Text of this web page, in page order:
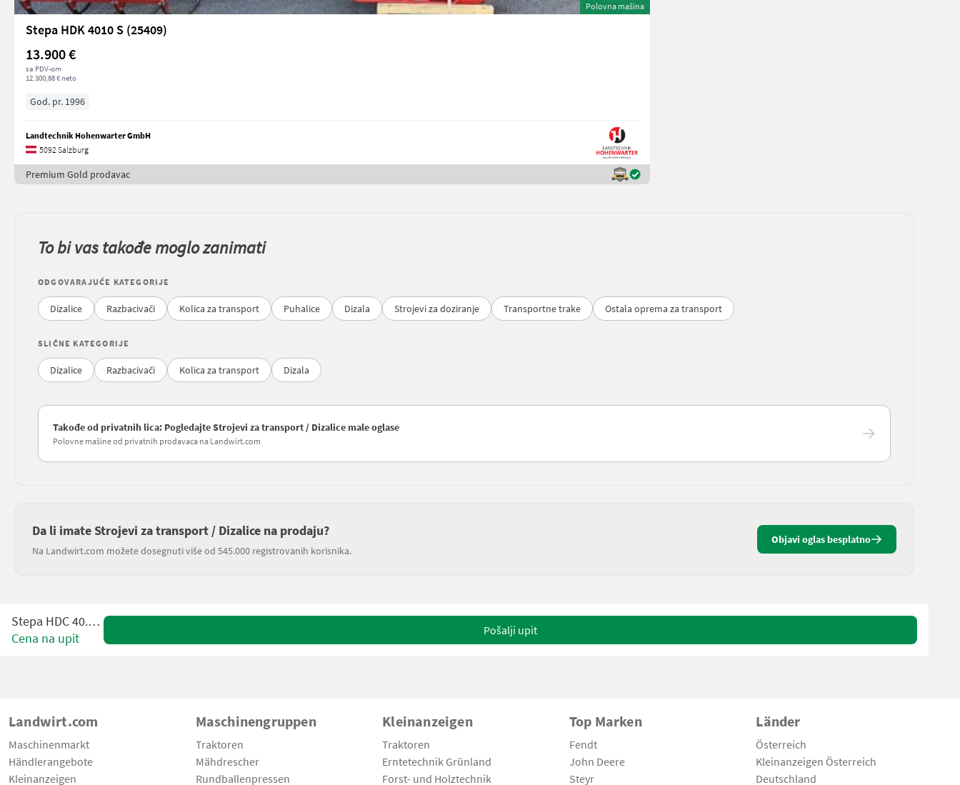
Polovna mašina
Stepa HDK 4010 S (25409)
13.900 €
sa PDV-om
12.300,88 € neto
God. pr. 1996
Landtechnik Hohenwarter GmbH
5092 Salzburg
Premium Gold prodavac
To bi vas takođe moglo zanimati
ODGOVARAJUĆE KATEGORIJE
Dizalice Razbacivači Kolica za transport Puhalice Dizala Strojevi za doziranje Transportne trake Ostala oprema za transport
SLIČNE KATEGORIJE
Dizalice Razbacivači Kolica za transport Dizala
Takođe od privatnih lica: Pogledajte Strojevi za transport / Dizalice male oglase
Polovne mašine od privatnih prodavaca na Landwirt.com
Da li imate Strojevi za transport / Dizalice na prodaju?
Na Landwirt.com možete dosegnuti više od 545.000 registrovanih korisnika.
Objavi oglas besplatno
Stepa HDC 40.75ES
Cena na upit
Pošalji upit
Landwirt.com
Maschinenmarkt
Händlerangebote
Kleinanzeigen
Maschinengruppen
Traktoren
Mähdrescher
Rundballenpressen
Kleinanzeigen
Traktoren
Erntetechnik Grünland
Forst- und Holztechnik
Top Marken
Fendt
John Deere
Steyr
Länder
Österreich
Kleinanzeigen Österreich
Deutschland